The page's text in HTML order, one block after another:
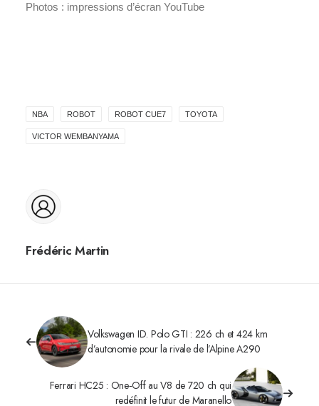
Photos : impressions d’écran YouTube
NBA ROBOT ROBOT CUE7 TOYOTA
VICTOR WEMBANYAMA
Frédéric Martin
Volkswagen ID. Polo GTI : 226 ch et 424 km
d’autonomie pour la rivale de l’Alpine A290
Ferrari HC25 : One‑Off au V8 de 720 ch qui
redéfinit le futur de Maranello